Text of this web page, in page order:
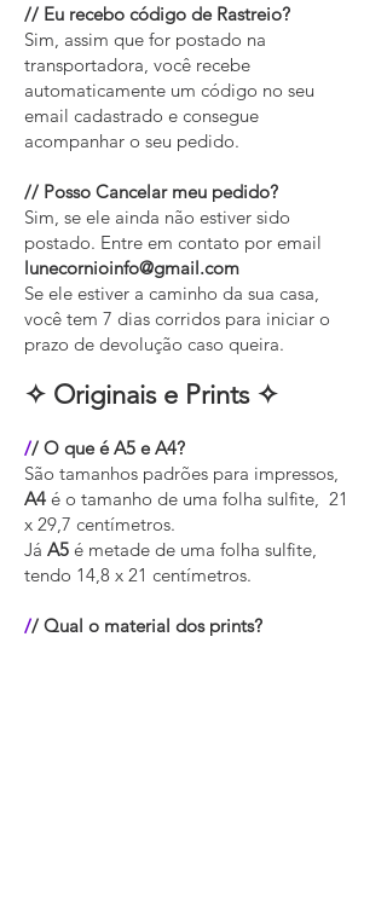
// Eu recebo código de Rastreio?
Sim, assim que for postado na
transportadora, você recebe
automaticamente um código no seu
email cadastrado e consegue
acompanhar o seu pedido.
// Posso Cancelar meu pedido?
Sim, se ele ainda não estiver sido
postado. Entre em contato por email
lunecornioinfo@gmail.com
Se ele estiver a caminho da sua casa,
você tem 7 dias corridos para iniciar o
prazo de devolução caso queira.
✧ Originais e Prints ✧
// O que é A5 e A4?
São tamanhos padrões para impressos,
A4 é o tamanho de uma folha sulfite, 21
x 29,7 centímetros.
Já A5 é metade de uma folha sulfite,
tendo 14,8 x 21 centímetros.
// Qual o material dos prints?